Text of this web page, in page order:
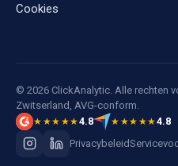
Cookies
© 2026 ClickAnalytic. Alle rechten
Zwitserland, AVG-conform.
★★★★★4.8 ★★★★★4.8
Privacybeleid